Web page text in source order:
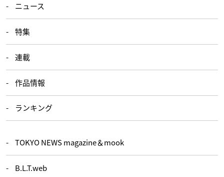
ニュース
特集
連載
作品情報
ランキング
TOKYO NEWS magazine＆mook
B.L.T.web